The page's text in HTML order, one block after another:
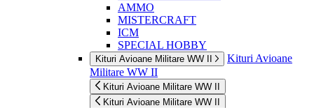
AMMO
MISTERCRAFT
ICM
SPECIAL HOBBY
Kituri Avioane Militare WW II
Kituri Avioane
Militare WW II
Kituri Avioane Militare WW II
Kituri Avioane Militare WW II